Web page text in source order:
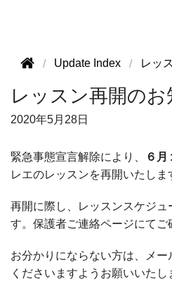
Update Index レッ
レッスン再開の
2020年5月28日
緊急事態宣言解除により、 ６月
レエのレッスンを再開いたしま
再開に際し、レッスンスケジュ
す。保護者ご連絡ページにてご
お分かりにならない方は、メ
くださいますようお願いいたし